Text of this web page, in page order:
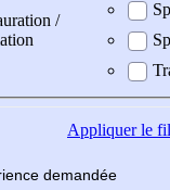
/
Appliquerle
demandée